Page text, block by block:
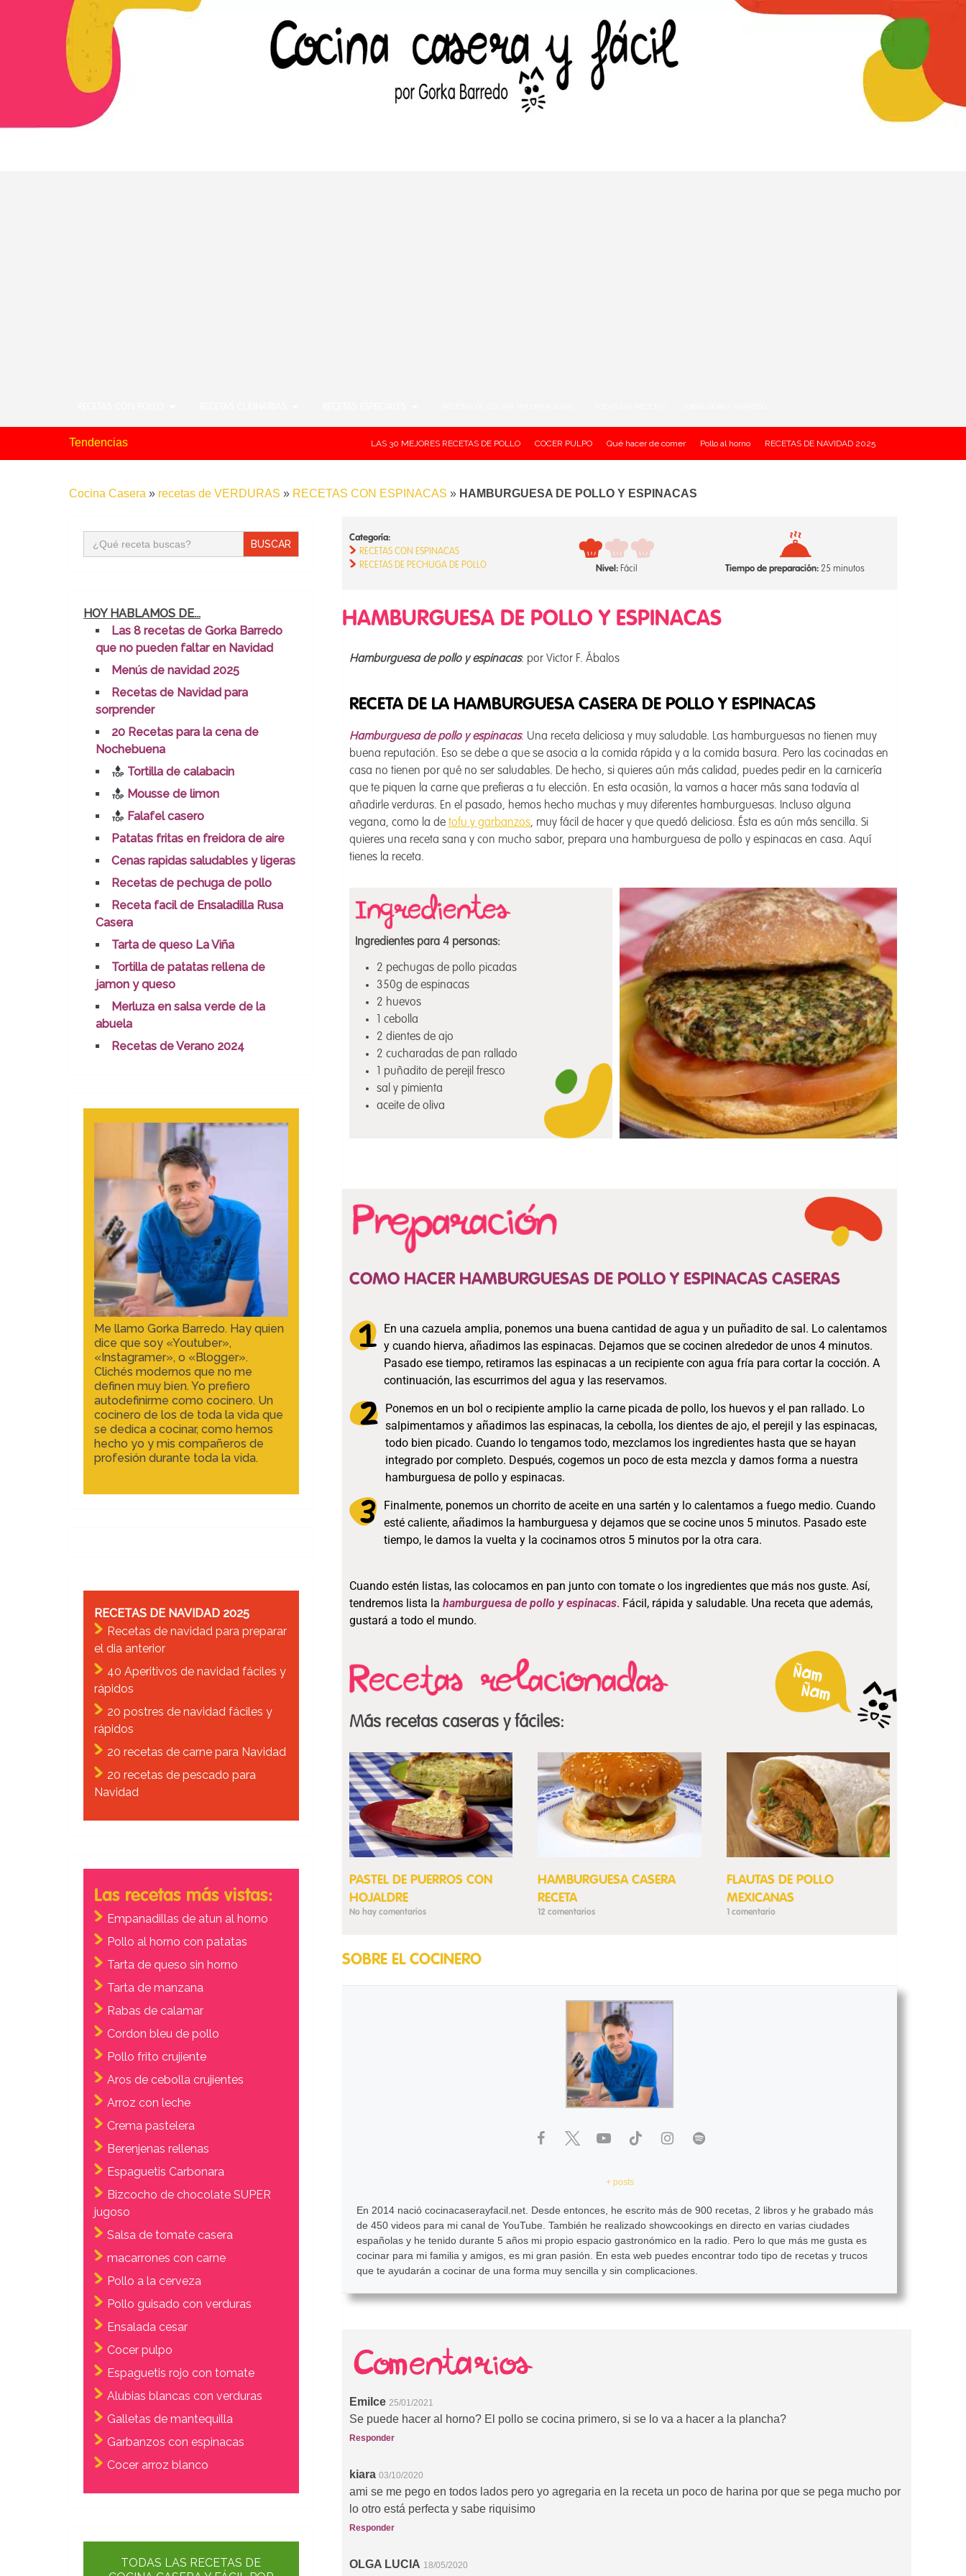
Tendencias LAS 30 MEJORES RECETAS DE POLLO COCER PULPO Qué hacer de comer Pollo al horno RECETAS DE NAVIDAD 2025
Cocina Casera » recetas de VERDURAS » RECETAS CON ESPINACAS » HAMBURGUESA DE POLLO Y ESPINACAS
Categoría:
RECETAS CON ESPINACAS
RECETAS DE PECHUGA DE POLLO
Nivel: Fácil Tiempo de preparación: 25 minutos
HAMBURGUESA DE POLLO Y ESPINACAS
Hamburguesa de pollo y espinacas: por Victor F. Ábalos
RECETA DE LA HAMBURGUESA CASERA DE POLLO Y ESPINACAS
Hamburguesa de pollo y espinacas. Una receta deliciosa y muy saludable. Las hamburguesas no tienen muy
buena reputación. Eso se debe a que se asocia a la comida rápida y a la comida basura. Pero las cocinadas en
casa no tienen por qué no ser saludables. De hecho, si quieres aún más calidad, puedes pedir en la carnicería
que te piquen la carne que prefieras a tu elección. En esta ocasión, la vamos a hacer más sana todavía al
añadirle verduras. En el pasado, hemos hecho muchas y muy diferentes hamburguesas. Incluso alguna
vegana, como la de tofu y garbanzos, muy fácil de hacer y que quedó deliciosa. Ésta es aún más sencilla. Si
quieres una receta sana y con mucho sabor, prepara una hamburguesa de pollo y espinacas en casa. Aquí
tienes la receta.
Ingredientes para 4 personas:
2 pechugas de pollo picadas
350g de espinacas
2 huevos
1 cebolla
2 dientes de ajo
2 cucharadas de pan rallado
1 puñadito de perejil fresco
sal y pimienta
aceite de oliva
COMO HACER HAMBURGUESAS DE POLLO Y ESPINACAS CASERAS
En una cazuela amplia, ponemos una buena cantidad de agua y un puñadito de sal. Lo calentamos
y cuando hierva, añadimos las espinacas. Dejamos que se cocinen alrededor de unos 4 minutos.
Pasado ese tiempo, retiramos las espinacas a un recipiente con agua fría para cortar la cocción. A
continuación, las escurrimos del agua y las reservamos.
Ponemos en un bol o recipiente amplio la carne picada de pollo, los huevos y el pan rallado. Lo
salpimentamos y añadimos las espinacas, la cebolla, los dientes de ajo, el perejil y las espinacas,
todo bien picado. Cuando lo tengamos todo, mezclamos los ingredientes hasta que se hayan
integrado por completo. Después, cogemos un poco de esta mezcla y damos forma a nuestra
hamburguesa de pollo y espinacas.
Finalmente, ponemos un chorrito de aceite en una sartén y lo calentamos a fuego medio. Cuando
esté caliente, añadimos la hamburguesa y dejamos que se cocine unos 5 minutos. Pasado este
tiempo, le damos la vuelta y la cocinamos otros 5 minutos por la otra cara.
Cuando estén listas, las colocamos en pan junto con tomate o los ingredientes que más nos guste. Así,
tendremos lista la hamburguesa de pollo y espinacas. Fácil, rápida y saludable. Una receta que además,
gustará a todo el mundo.
Más recetas caseras y fáciles:
PASTEL DE PUERROS CON
HOJALDRE
No hay comentarios
HAMBURGUESA CASERA
RECETA
12 comentarios
FLAUTAS DE POLLO
MEXICANAS
1 comentario
SOBRE EL COCINERO
+ posts
En 2014 nació cocinacaserayfacil.net. Desde entonces, he escrito más de 900 recetas, 2 libros y he grabado más
de 450 videos para mi canal de YouTube. También he realizado showcookings en directo en varias ciudades
españolas y he tenido durante 5 años mi propio espacio gastronómico en la radio. Pero lo que más me gusta es
cocinar para mi familia y amigos, es mi gran pasión. En esta web puedes encontrar todo tipo de recetas y trucos
que te ayudarán a cocinar de una forma muy sencilla y sin complicaciones.
Emilce 25/01/2021
Se puede hacer al horno? El pollo se cocina primero, si se lo va a hacer a la plancha?
Responder
kiara 03/10/2020
ami se me pego en todos lados pero yo agregaria en la receta un poco de harina por que se pega mucho por
lo otro está perfecta y sabe riquisimo
Responder
OLGA LUCIA 18/05/2020
Buscar:
HOY HABLAMOS DE...
Las 8 recetas de Gorka Barredo
que no pueden faltar en Navidad
Menús de navidad 2025
Recetas de Navidad para
sorprender
20 Recetas para la cena de
Nochebuena
Tortilla de calabacin
Mousse de limon
Falafel casero
Patatas fritas en freidora de aire
Cenas rapidas saludables y ligeras
Recetas de pechuga de pollo
Receta facil de Ensaladilla Rusa
Casera
Tarta de queso La Viña
Tortilla de patatas rellena de
jamon y queso
Merluza en salsa verde de la
abuela
Recetas de Verano 2024
Me llamo Gorka Barredo. Hay quien
dice que soy «Youtuber»,
«Instagramer», o «Blogger».
Clichés modernos que no me
definen muy bien. Yo prefiero
autodefinirme como cocinero. Un
cocinero de los de toda la vida que
se dedica a cocinar, como hemos
hecho yo y mis compañeros de
profesión durante toda la vida.
RECETAS DE NAVIDAD 2025
Recetas de navidad para preparar
el dia anterior
40 Aperitivos de navidad fáciles y
rápidos
20 postres de navidad fáciles y
rápidos
20 recetas de carne para Navidad
20 recetas de pescado para
Navidad
Las recetas más vistas:
Empanadillas de atun al horno
Pollo al horno con patatas
Tarta de queso sin horno
Tarta de manzana
Rabas de calamar
Cordon bleu de pollo
Pollo frito crujiente
Aros de cebolla crujientes
Arroz con leche
Crema pastelera
Berenjenas rellenas
Espaguetis Carbonara
Bizcocho de chocolate SUPER
jugoso
Salsa de tomate casera
macarrones con carne
Pollo a la cerveza
Pollo guisado con verduras
Ensalada cesar
Cocer pulpo
Espaguetis rojo con tomate
Alubias blancas con verduras
Galletas de mantequilla
Garbanzos con espinacas
Cocer arroz blanco
TODAS LAS RECETAS DE